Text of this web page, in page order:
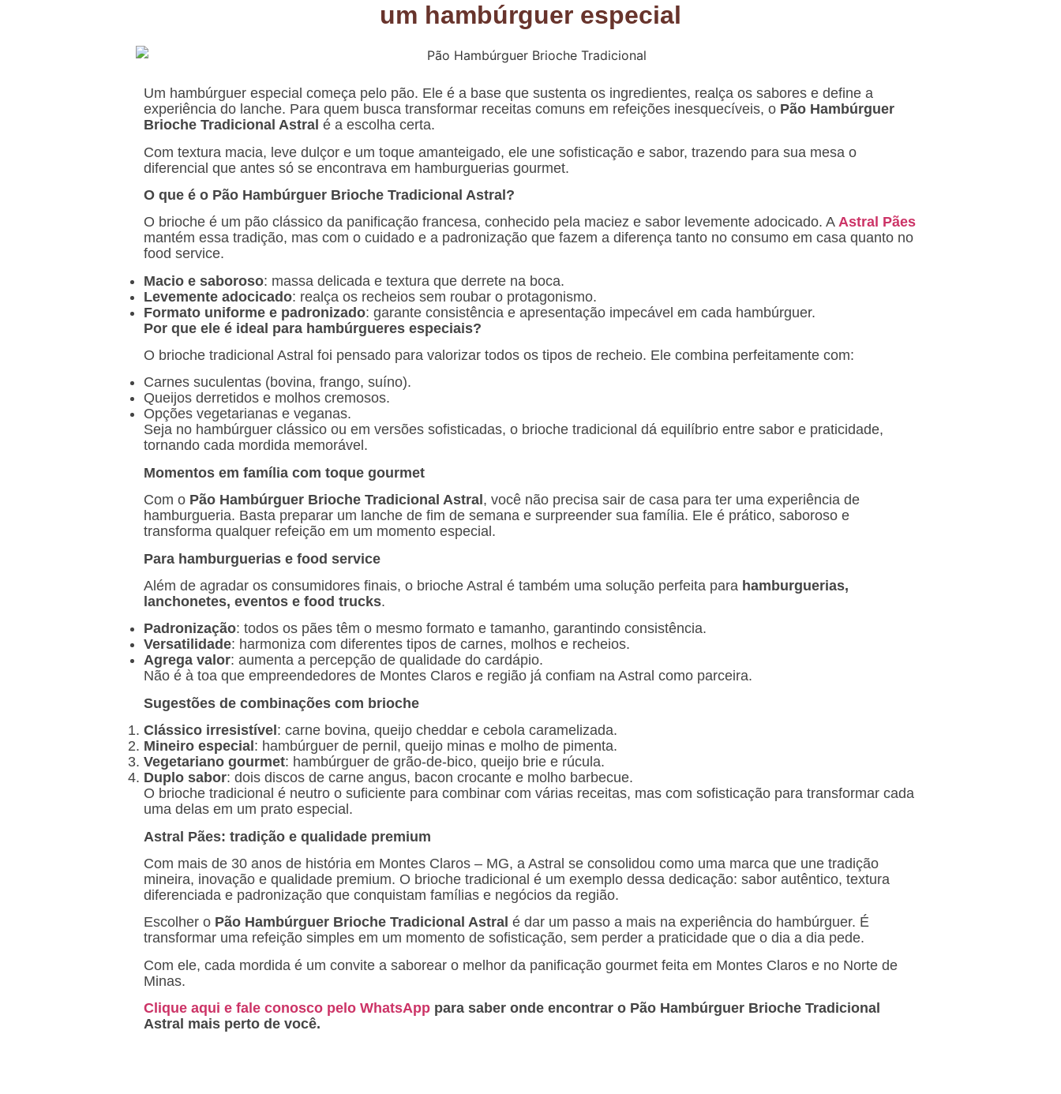
um hambúrguer especial
Um hambúrguer especial começa pelo pão. Ele é a base que sustenta os ingredientes, realça os sabores e define a
experiência do lanche. Para quem busca transformar receitas comuns em refeições inesquecíveis, o Pão Hambúrguer
Brioche Tradicional Astral é a escolha certa.
Com textura macia, leve dulçor e um toque amanteigado, ele une sofisticação e sabor, trazendo para sua mesa o
diferencial que antes só se encontrava em hamburguerias gourmet.
O que é o Pão Hambúrguer Brioche Tradicional Astral?
O brioche é um pão clássico da panificação francesa, conhecido pela maciez e sabor levemente adocicado. A Astral Pães
mantém essa tradição, mas com o cuidado e a padronização que fazem a diferença tanto no consumo em casa quanto no
food service.
Macio e saboroso: massa delicada e textura que derrete na boca.
Levemente adocicado: realça os recheios sem roubar o protagonismo.
Formato uniforme e padronizado: garante consistência e apresentação impecável em cada hambúrguer.
Por que ele é ideal para hambúrgueres especiais?
O brioche tradicional Astral foi pensado para valorizar todos os tipos de recheio. Ele combina perfeitamente com:
Carnes suculentas (bovina, frango, suíno).
Queijos derretidos e molhos cremosos.
Opções vegetarianas e veganas.
Seja no hambúrguer clássico ou em versões sofisticadas, o brioche tradicional dá equilíbrio entre sabor e praticidade,
tornando cada mordida memorável.
Momentos em família com toque gourmet
Com o Pão Hambúrguer Brioche Tradicional Astral , você não precisa sair de casa para ter uma experiência de
hamburgueria. Basta preparar um lanche de fim de semana e surpreender sua família. Ele é prático, saboroso e
transforma qualquer refeição em um momento especial.
Para hamburguerias e food service
Além de agradar os consumidores finais, o brioche Astral é também uma solução perfeita para hamburguerias,
lanchonetes, eventos e food trucks.
Padronização: todos os pães têm o mesmo formato e tamanho, garantindo consistência.
Versatilidade: harmoniza com diferentes tipos de carnes, molhos e recheios.
Agrega valor: aumenta a percepção de qualidade do cardápio.
Não é à toa que empreendedores de Montes Claros e região já confiam na Astral como parceira.
Sugestões de combinações com brioche
Clássico irresistível : carne bovina, queijo cheddar e cebola caramelizada.
Mineiro especial : hambúrguer de pernil, queijo minas e molho de pimenta.
Vegetariano gourmet: hambúrguer de grão-de-bico, queijo brie e rúcula.
Duplo sabor: dois discos de carne angus, bacon crocante e molho barbecue.
O brioche tradicional é neutro o suficiente para combinar com várias receitas, mas com sofisticação para transformar cada
uma delas em um prato especial.
Astral Pães: tradição e qualidade premium
Com mais de 30 anos de história em Montes Claros – MG, a Astral se consolidou como uma marca que une tradição
mineira, inovação e qualidade premium. O brioche tradicional é um exemplo dessa dedicação: sabor autêntico, textura
diferenciada e padronização que conquistam famílias e negócios da região.
Escolher o Pão Hambúrguer Brioche Tradicional Astral é dar um passo a mais na experiência do hambúrguer. É
transformar uma refeição simples em um momento de sofisticação, sem perder a praticidade que o dia a dia pede.
Com ele, cada mordida é um convite a saborear o melhor da panificação gourmet feita em Montes Claros e no Norte de
Minas.
Clique aqui e fale conosco pelo WhatsApp para saber onde encontrar o Pão Hambúrguer Brioche Tradicional
Astral mais perto de você.